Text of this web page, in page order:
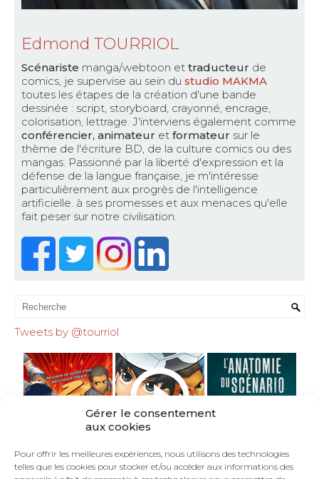
Gérer le consentement
aux cookies
Pour offrir les meilleures expériences, nous utilisons des technologies
telles que les cookies pour stocker et/ou accéder aux informations des
Edmond TOURRIOL
Scénariste manga/webtoon et traducteur de
comics, je supervise au sein du studio MAKMA
toutes les étapes de la création d'une bande
dessinée : script, storyboard, crayonné, encrage,
colorisation, lettrage. J'interviens également comme
conférencier, animateur et formateur sur le
thème de l'écriture BD, de la culture comics ou des
mangas. Passionné par la liberté d'expression et la
défense de la langue française, je m'intéresse
particulièrement aux progrès de l'intelligence
artificielle. à ses promesses et aux menaces qu'elle
fait peser sur notre civilisation.
Tweets by @tourriol